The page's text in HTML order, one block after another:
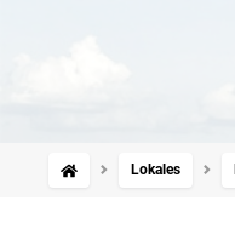
Lokales